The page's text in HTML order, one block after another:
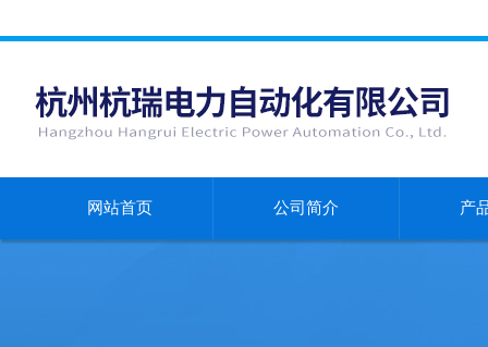
网站首页 公司简介 产